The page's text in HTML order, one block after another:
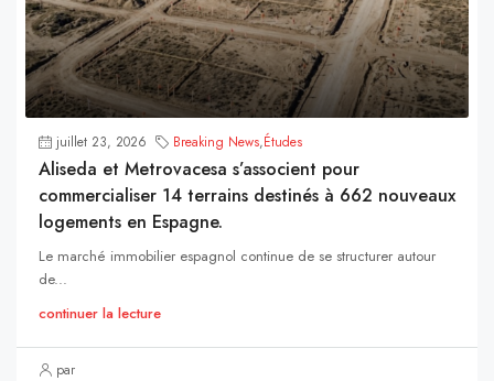
juillet 23, 2026 Breaking News,Études
Aliseda et Metrovacesa s’associent pour
commercialiser 14 terrains destinés à 662 nouveaux
logements en Espagne.
Le marché immobilier espagnol continue de se structurer autour
de...
continuer la lecture
par